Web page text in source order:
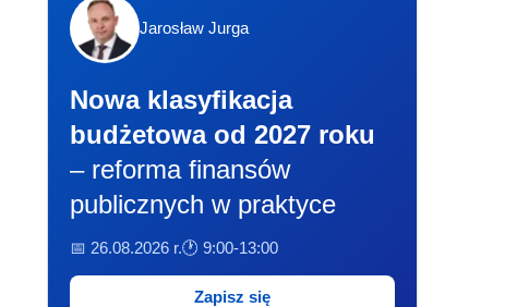
Jarosław Jurga
Nowa klasyfikacja
budżetowa od 2027 roku
– reforma finansów
publicznych w praktyce
📅 26.08.2026 r.🕐 9:00-13:00
Zapisz się